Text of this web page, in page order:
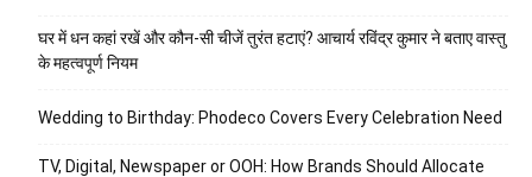
घर में धन कहां रखें और कौन-सी चीजें तुरंत हटाएं? आचार्य रविंद्र कुमार ने बताए वास्तु
के महत्वपूर्ण नियम
Wedding to Birthday: Phodeco Covers Every Celebration Need
TV, Digital, Newspaper or OOH: How Brands Should Allocate